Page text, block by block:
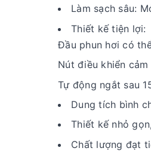
Làm sạch sâu:
Thiết kế tiện lợi:
Đầu phun hơi có
Nút điều khiển
Tự động ngắt sau
Dung tích bình
Thiết kế nhỏ
Chất lượng đạt